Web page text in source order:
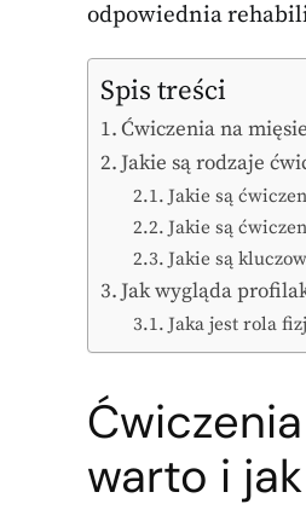
odpowiednia
Spis treści
Ćwiczenia na
Jakie są rodzaje
Jakie są
Jakie są
Jakie są
Jak wygląda
Jaka jest rola
warto i